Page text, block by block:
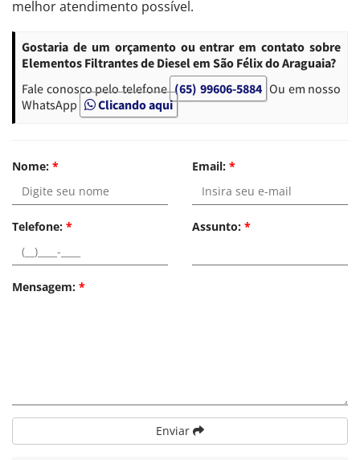
melhor atendimento possível.
Gostaria de um orçamento ou entrar em contato sobre
Elementos Filtrantes de Diesel em São Félix do Araguaia?
Fale conosco pelo telefone (65) 99606-5884 Ou em nosso
WhatsApp
Clicando aqui
Nome: * Email: *
Telefone: * Assunto: *
Mensagem: *
Enviar